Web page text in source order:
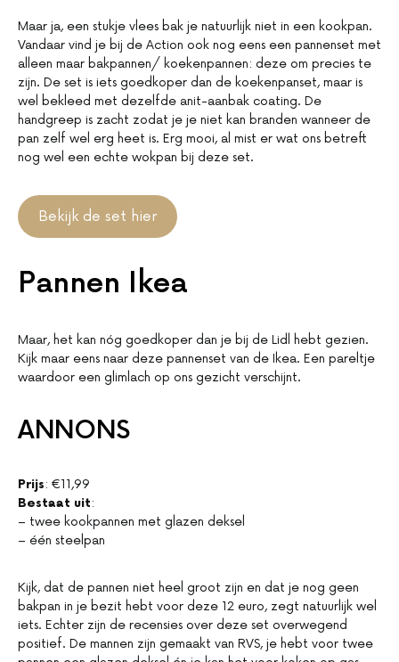
Maar ja, een stukje vlees bak je natuurlijk niet in een kookpan.
Vandaar vind je bij de Action ook nog eens een pannenset met
alleen maar bakpannen/ koekenpannen: deze om precies te
zijn. De set is iets goedkoper dan de koekenpanset, maar is
wel bekleed met dezelfde anit-aanbak coating. De
handgreep is zacht zodat je je niet kan branden wanneer de
pan zelf wel erg heet is. Erg mooi, al mist er wat ons betreft
nog wel een echte wokpan bij deze set.
Bekijk de set hier
Pannen Ikea
Maar, het kan nóg goedkoper dan je bij de Lidl hebt gezien.
Kijk maar eens naar deze pannenset van de Ikea. Een pareltje
waardoor een glimlach op ons gezicht verschijnt.
ANNONS
Prijs: €11,99
Bestaat uit:
– twee kookpannen met glazen deksel
– één steelpan
Kijk, dat de pannen niet heel groot zijn en dat je nog geen
bakpan in je bezit hebt voor deze 12 euro, zegt natuurlijk wel
iets. Echter zijn de recensies over deze set overwegend
positief. De mannen zijn gemaakt van RVS, je hebt voor twee